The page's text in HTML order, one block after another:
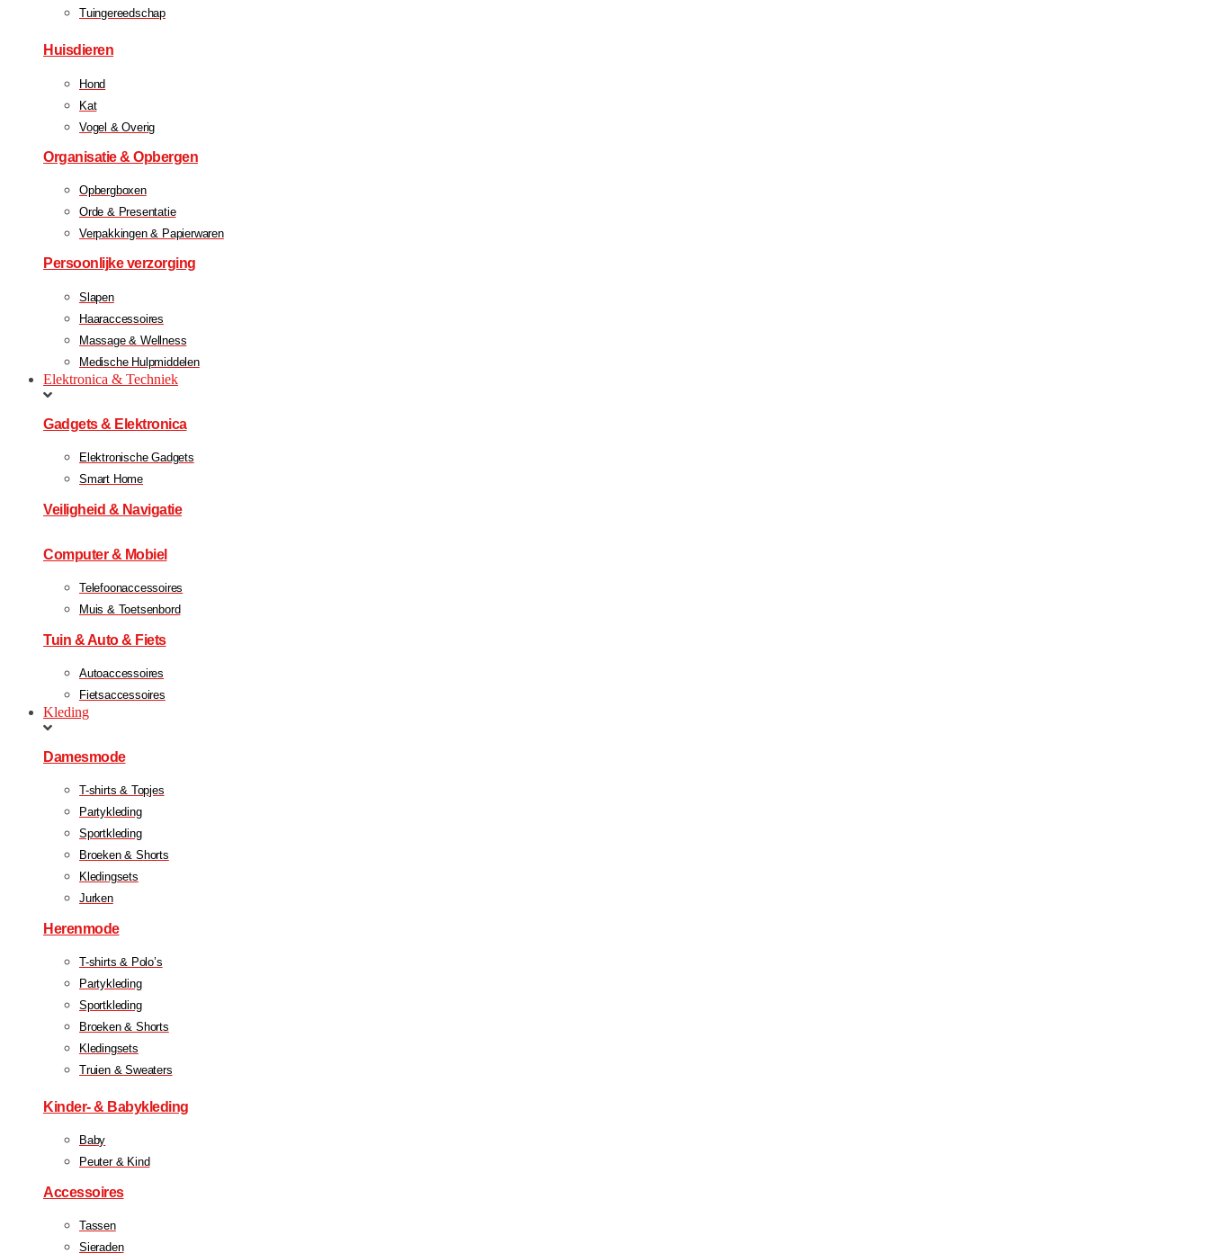
Tuingereedschap
Huisdieren
Hond
Kat
Vogel & Overig
Organisatie & Opbergen
Opbergboxen
Orde & Presentatie
Verpakkingen & Papierwaren
Persoonlijke verzorging
Slapen
Haaraccessoires
Massage & Wellness
Medische Hulpmiddelen
Elektronica & Techniek
Gadgets & Elektronica
Elektronische Gadgets
Smart Home
Veiligheid & Navigatie
Computer & Mobiel
Telefoonaccessoires
Muis & Toetsenbord
Tuin & Auto & Fiets
Autoaccessoires
Fietsaccessoires
Kleding
Damesmode
T-shirts & Topjes
Partykleding
Sportkleding
Broeken & Shorts
Kledingsets
Jurken
Herenmode
T-shirts & Polo’s
Partykleding
Sportkleding
Broeken & Shorts
Kledingsets
Truien & Sweaters
Kinder- & Babykleding
Baby
Peuter & Kind
Accessoires
Tassen
Sieraden